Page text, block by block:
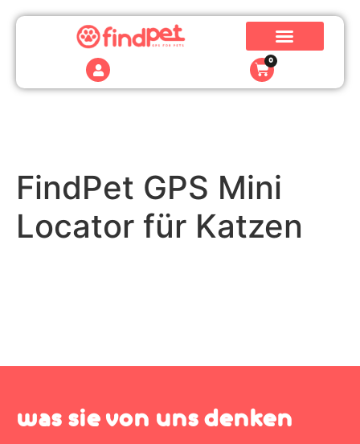
0
FindPet GPS Mini
Locator für Katzen
was sie von uns denken